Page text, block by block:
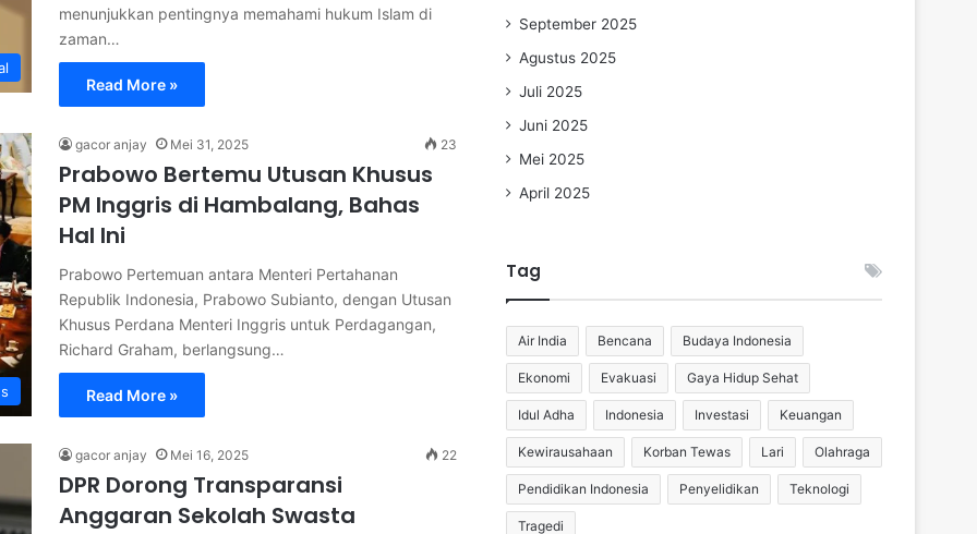
menunjukkan pentingnya memahami hukum Islam di
zaman…
Read More »
gacor anjay Mei 31, 2025 23
Prabowo Bertemu Utusan Khusus
PM Inggris di Hambalang, Bahas
Hal Ini
Prabowo Pertemuan antara Menteri Pertahanan
Republik Indonesia, Prabowo Subianto, dengan Utusan
Khusus Perdana Menteri Inggris untuk Perdagangan,
Richard Graham, berlangsung…
Read More »
gacor anjay Mei 16, 2025 22
DPR Dorong Transparansi
Anggaran Sekolah Swasta
September 2025
Agustus 2025
Juli 2025
Juni 2025
Mei 2025
April 2025
Tag
Air India Bencana Budaya Indonesia
Ekonomi Evakuasi Gaya Hidup Sehat
Idul Adha Indonesia Investasi Keuangan
Kewirausahaan Korban Tewas Lari Olahraga
Pendidikan Indonesia Penyelidikan Teknologi
Tragedi